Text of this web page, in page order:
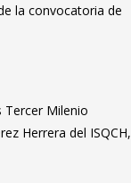
la convocatoria de
Tercer Milenio
Herrera del ISQCH,